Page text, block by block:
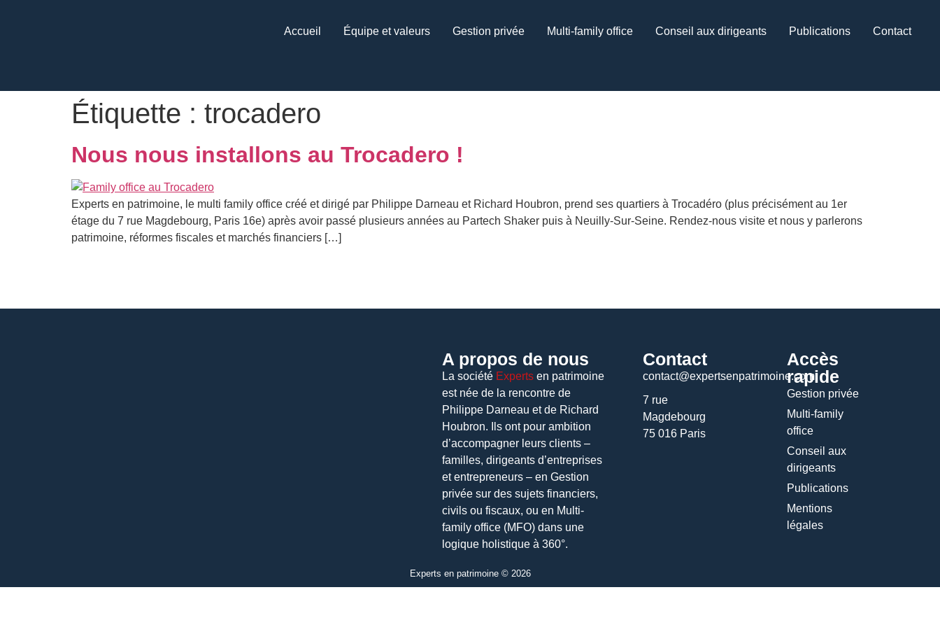
Accueil Équipe et valeurs Gestion privée Multi-family office Conseil aux dirigeants Publications Contact
Étiquette : trocadero
Nous nous installons au Trocadero !
Experts en patrimoine, le multi family office créé et dirigé par Philippe Darneau et Richard Houbron, prend ses quartiers à Trocadéro (plus précisément au 1er
étage du 7 rue Magdebourg, Paris 16e) après avoir passé plusieurs années au Partech Shaker puis à Neuilly-Sur-Seine. Rendez-nous visite et nous y parlerons
patrimoine, réformes fiscales et marchés financiers […]
A propos de nous
La société Expertsen patrimoine
est née de la rencontre de
Philippe Darneau et de Richard
Houbron. Ils ont pour ambition
d’accompagner leurs clients –
familles, dirigeants d’entreprises
et entrepreneurs – en Gestion
privée sur des sujets financiers,
civils ou fiscaux, ou en Multi-
family office (MFO) dans une
logique holistique à 360°.
Contact
contact@expertsenpatrimoine.com
7 rue
Magdebourg
75 016 Paris
Accès
rapide
Gestion privée
Multi-family
office
Conseil aux
dirigeants
Publications
Mentions
légales
Experts en patrimoine © 2026